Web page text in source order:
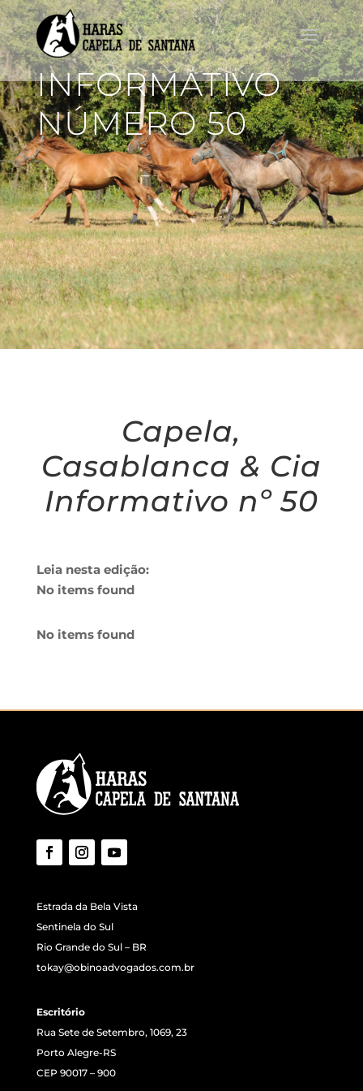
INFORMATIVO
NÚMERO 50
Capela,
Casablanca & Cia
Informativo nº 50
Leia nesta edição:
No items found
No items found
Estrada da Bela Vista
Sentinela do Sul
Rio Grande do Sul – BR
tokay@obinoadvogados.com.br
Escritório
Rua Sete de Setembro, 1069, 23
Porto Alegre-RS
CEP 90017 – 900